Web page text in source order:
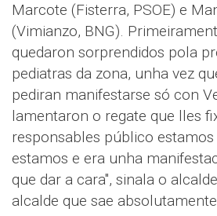
Marcote (Fisterra, PSOE) e
(Vimianzo, BNG).
quedaron sorprendidos pola
pediatras da zona, unha vez
pediran manifestarse só con
lamentaron o regate que lles
responsables público
estamos e era unha
que dar a cara", sinala o
alcalde que sae